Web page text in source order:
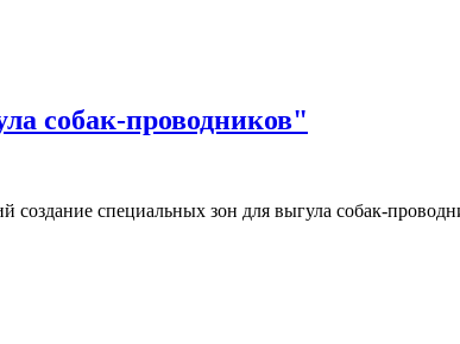
собак-проводников"
специальных зон для выгула собак-